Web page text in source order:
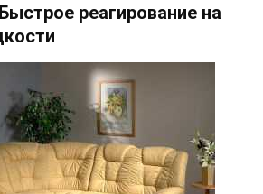
реагирование на